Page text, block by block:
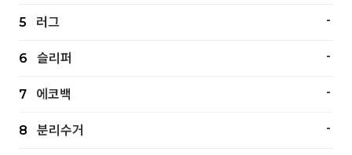
5 러그 -
6 슬리퍼 -
7 에코백 -
8 분리수거 -